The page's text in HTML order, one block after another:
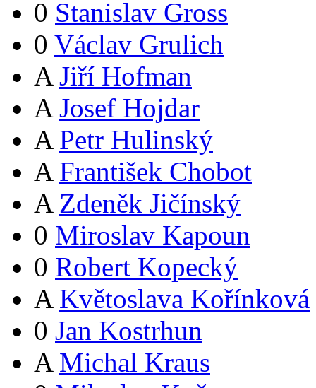
0 Stanislav Gross
0 Václav Grulich
A Jiří Hofman
A Josef Hojdar
A Petr Hulinský
A František Chobot
A Zdeněk Jičínský
0 Miroslav Kapoun
0 Robert Kopecký
A Květoslava Kořínková
0 Jan Kostrhun
A Michal Kraus